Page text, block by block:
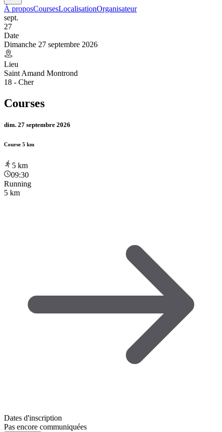
À proposCoursesLocalisationOrganisateur
sept.
27
Date
Dimanche 27 septembre 2026
Lieu
Saint Amand Montrond
18 - Cher
Courses
dim. 27 septembre 2026
Course 5 km
5 km
09:30
Running
5 km
Dates d'inscription
Pas encore communiquées